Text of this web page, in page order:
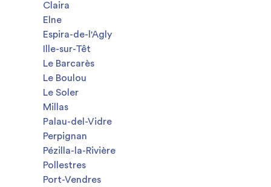
Claira
Elne
Espira-de-l'Agly
Ille-sur-Têt
Le Barcarès
Le Boulou
Le Soler
Millas
Palau-del-Vidre
Perpignan
Pézilla-la-Rivière
Pollestres
Port-Vendres